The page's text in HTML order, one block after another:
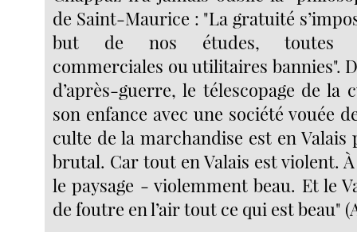
de Saint-Maurice : "La gratuité
but de nos études, toutes
commerciales ou utilitaires bannies".
d’après-guerre, le télescopage de
son enfance avec une société vouée
culte de la marchandise est en
brutal. Car tout en Valais est violent.
le paysage - violemment beau. Et le
de foutre en l’air tout ce qui est beau"